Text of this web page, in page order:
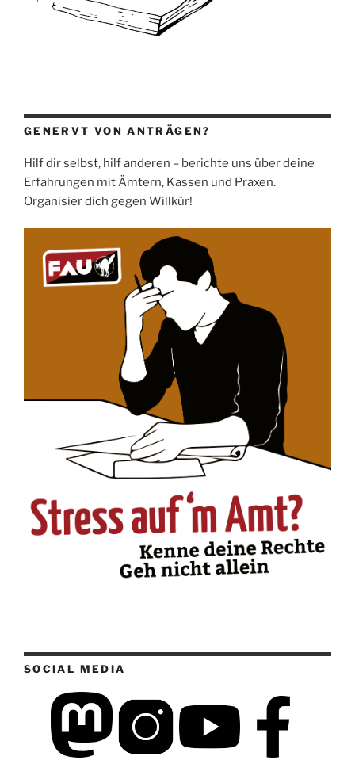
GENERVT VON ANTRÄGEN?
Hilf dir selbst, hilf anderen – berichte uns über deine
Erfahrungen mit Ämtern, Kassen und Praxen.
Organisier dich gegen Willkür!
SOCIAL MEDIA